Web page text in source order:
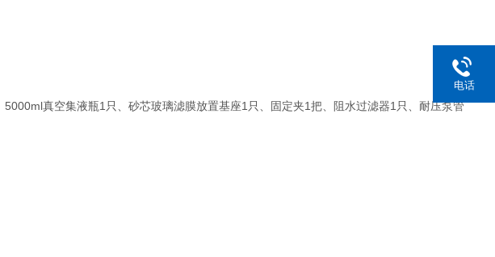
真空集液瓶1只、砂芯玻璃滤膜放置基座1只、固定夹1把、阻水过滤器1只、耐压泵管
电话